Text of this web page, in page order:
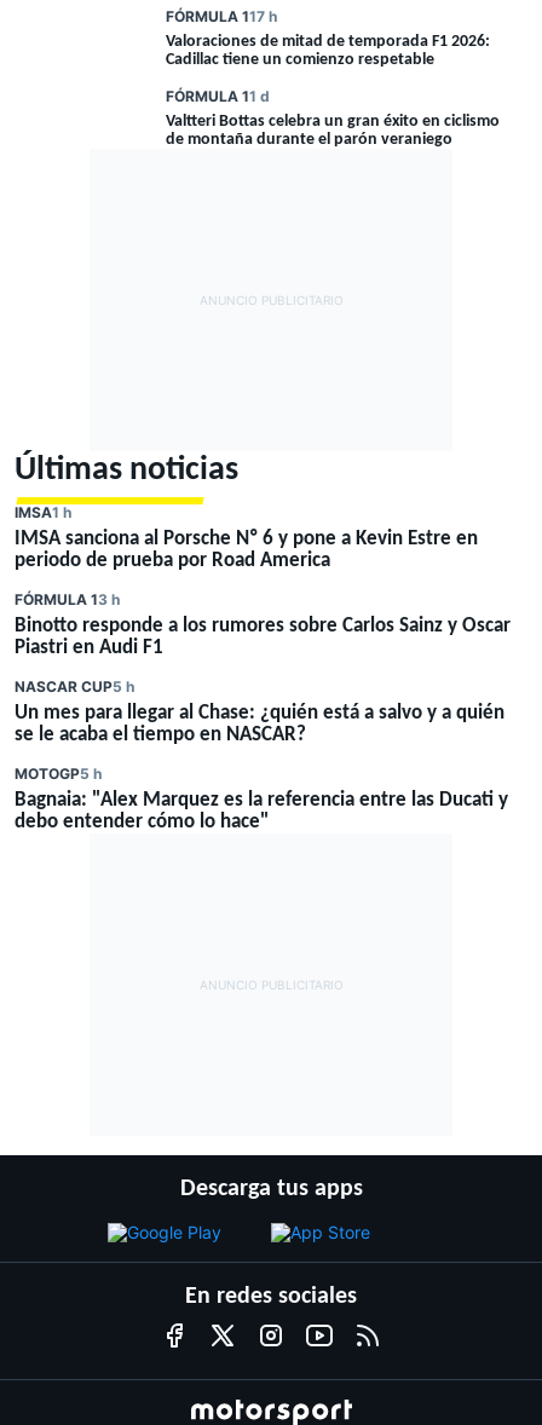
FÓRMULA 117 h
Valoraciones de mitad de temporada F1 2026:
Cadillac tiene un comienzo respetable
FÓRMULA 11 d
Valtteri Bottas celebra un gran éxito en ciclismo
de montaña durante el parón veraniego
Últimas noticias
IMSA1 h
IMSA sanciona al Porsche Nº 6 y pone a Kevin Estre en
periodo de prueba por Road America
FÓRMULA 13 h
Binotto responde a los rumores sobre Carlos Sainz y Oscar
Piastri en Audi F1
NASCAR CUP5 h
Un mes para llegar al Chase: ¿quién está a salvo y a quién
se le acaba el tiempo en NASCAR?
MOTOGP5 h
Bagnaia: "Alex Marquez es la referencia entre las Ducati y
debo entender cómo lo hace"
Descarga tus apps
En redes sociales